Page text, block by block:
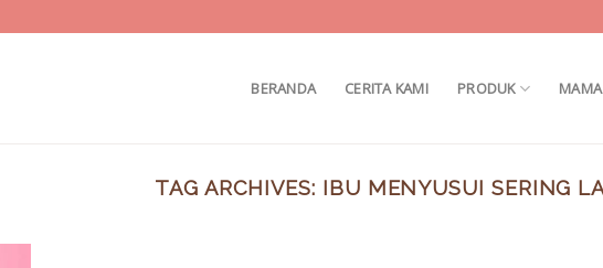
BERANDA CERITA KAMI PRODUK
TAG ARCHIVES: IBU MENYUSUI SERING